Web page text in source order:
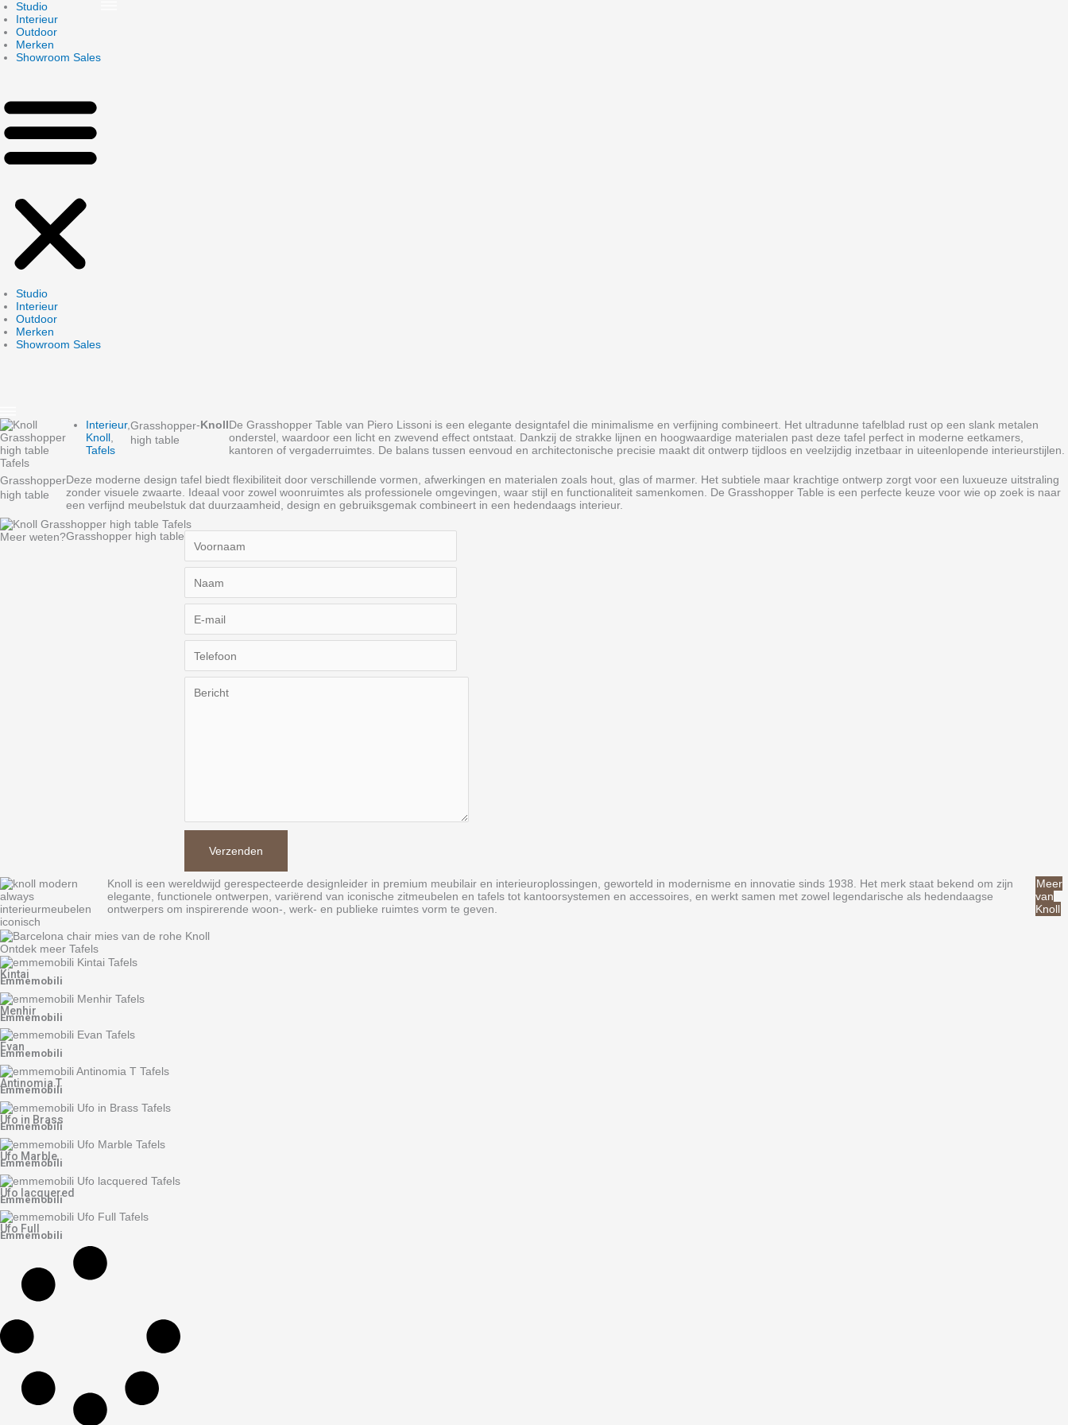
Skip
to
content
Studio
Interieur
Outdoor
Merken
Showroom Sales
Studio
Interieur
Outdoor
Merken
Showroom Sales
Interieur,
Knoll
Tafels
Grasshopper
high table
-KnollDe Grasshopper Table van Piero Lissoni is een elegante designtafel die minimalisme en verfijning combineert. Het ultradunne tafelblad rust op een slank metalen
onderstel, waardoor een licht en zwevend effect ontstaat. Dankzij de strakke lijnen en hoogwaardige materialen past deze tafel perfect in moderne eetkamers,
kantoren of vergaderruimtes. De balans tussen eenvoud en architectonische precisie maakt dit ontwerp tijdloos en veelzijdig inzetbaar in uiteenlopende interieurstijlen.
Grasshopper
high table
Deze moderne design tafel biedt flexibiliteit door verschillende vormen, afwerkingen en materialen zoals hout, glas of marmer. Het subtiele maar krachtige ontwerp zorgt voor een luxueuze uitstraling
zonder visuele zwaarte. Ideaal voor zowel woonruimtes als professionele omgevingen, waar stijl en functionaliteit samenkomen. De Grasshopper Table is een perfecte keuze voor wie op zoek is naar
een verfijnd meubelstuk dat duurzaamheid, design en gebruiksgemak combineert in een hedendaags interieur.
Meer weten?Grasshopper high table
Knoll is een wereldwijd gerespecteerde designleider in premium meubilair en interieur­oplossingen, geworteld in modernisme en innovatie sinds 1938. Het merk staat bekend om zijn
elegante, functionele ontwerpen, variërend van iconische zitmeubelen en tafels tot kantoorsystemen en accessoires, en werkt samen met zowel legendarische als hedendaagse
ontwerpers om inspirerende woon-, werk- en publieke ruimtes vorm te geven.
Meer
van
Knoll
Ontdek meer Tafels
Kintai
Emmemobili
Menhir
Emmemobili
Evan
Emmemobili
Antinomia T
Emmemobili
Ufo in Brass
Emmemobili
Ufo Marble
Emmemobili
Ufo lacquered
Emmemobili
Ufo Full
Emmemobili